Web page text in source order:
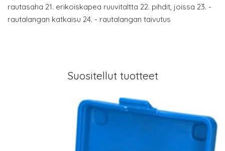
rautasaha 21. erikoiskapea ruuvitaltta 22. pihdit, joissa 23. -
rautalangan katkaisu 24. - rautalangan taivutus
Suositellut tuotteet